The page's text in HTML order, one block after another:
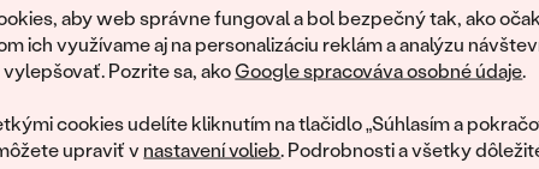
aby web správne fungoval a bol bezpečný tak, ako
ich využívame aj na personalizáciu reklám a analýzu
Pozrite sa, ako Google spracováva osobné údaje.
cookies udelíte kliknutím na tlačidlo „Súhlasím a
upraviť v nastavení volieb. Podrobnosti a všetky
ale tento šperk si už svojích majiteľov
množstvo podobných produktov. Pokiaľ chcete byť
šperku, nechajte nám svoj e-mail.
poctivo vyrábaných
Ako darček na
obratom pošleme